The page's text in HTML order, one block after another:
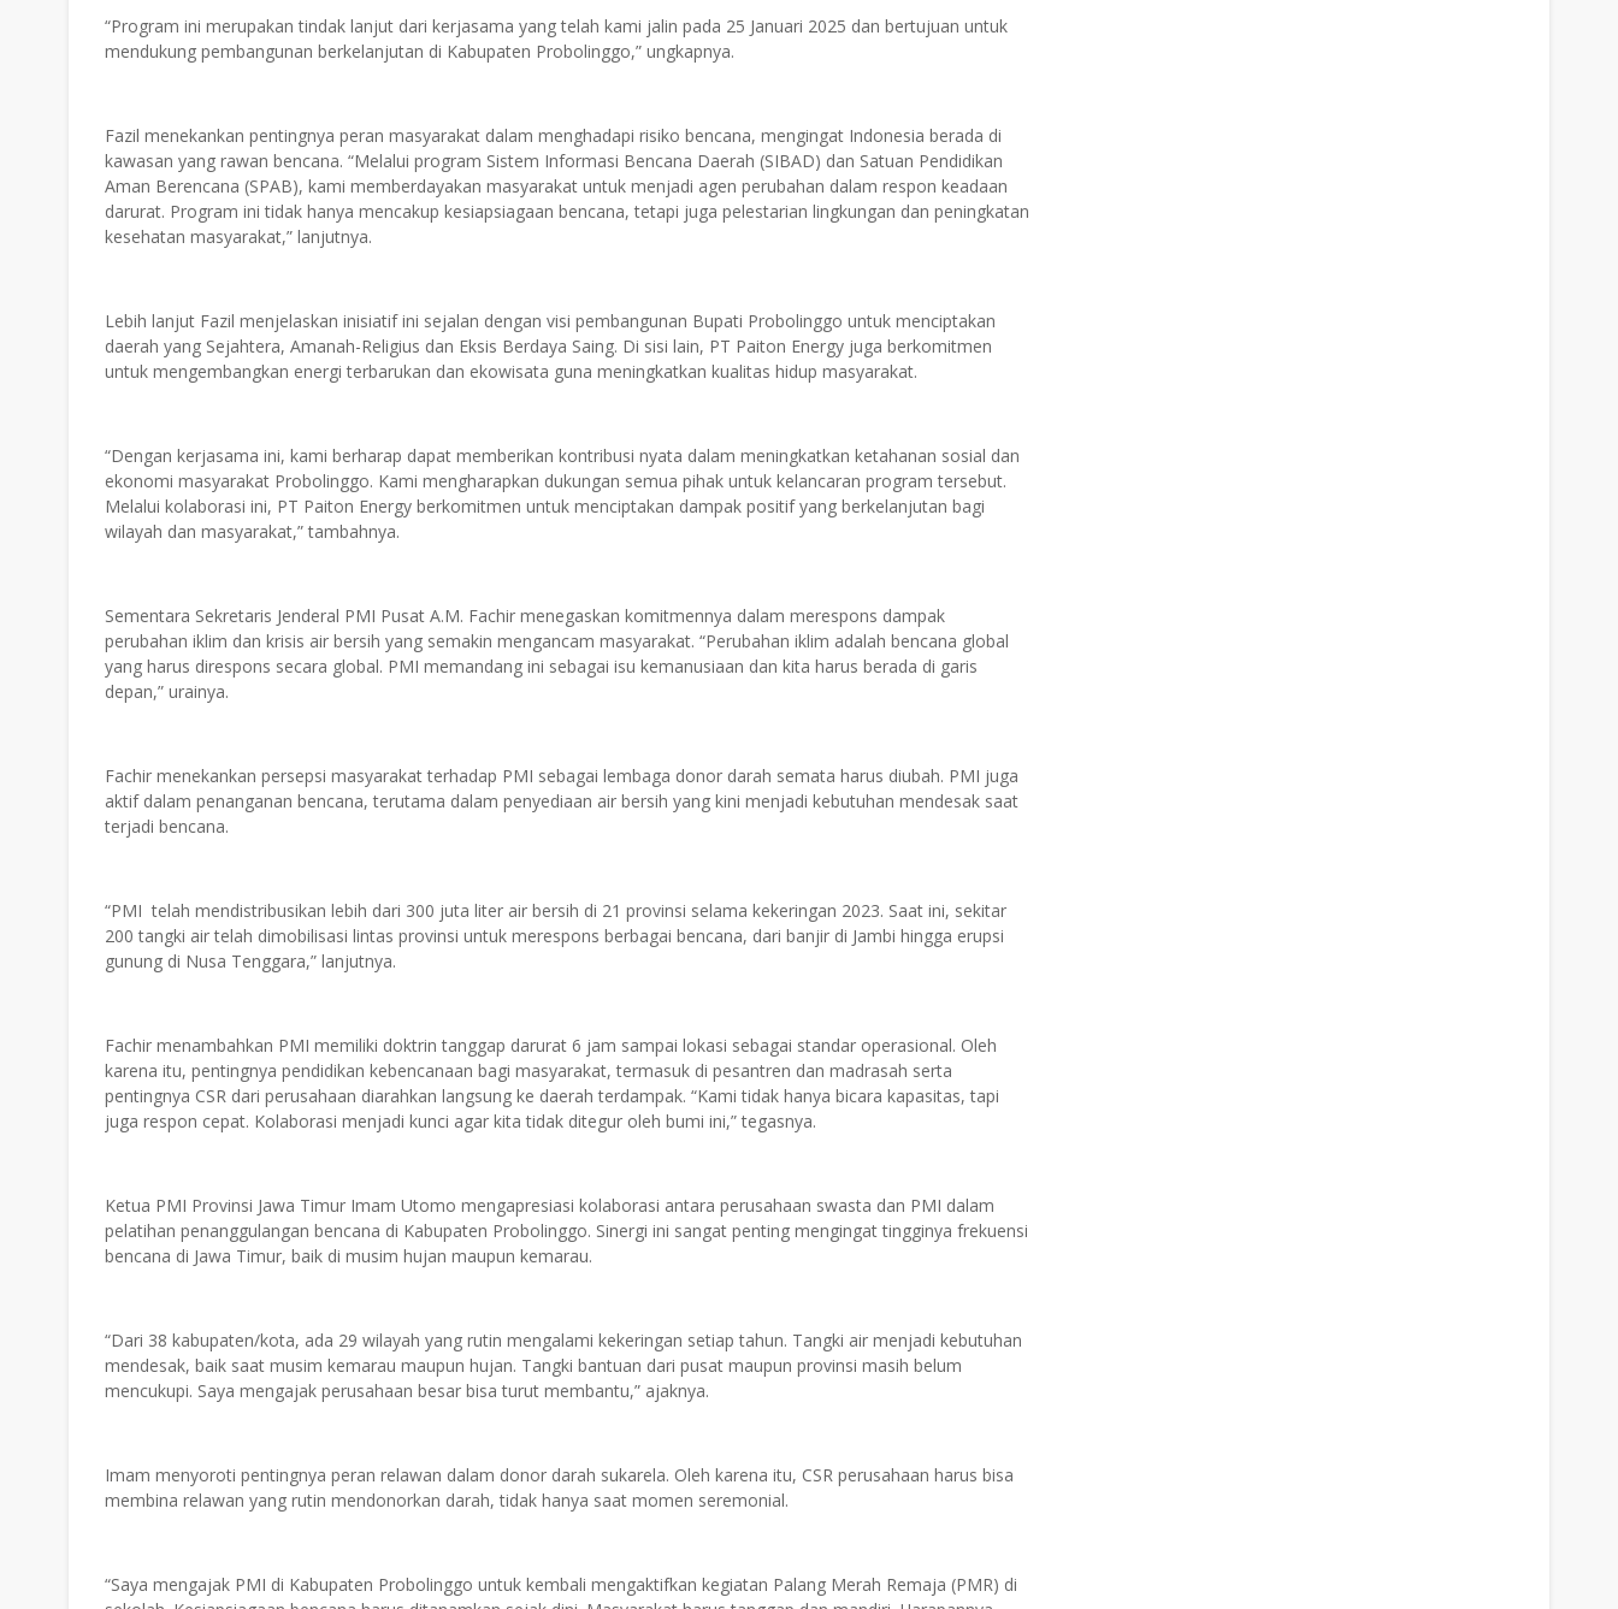
“Program ini merupakan tindak lanjut dari kerjasama yang telah kami jalin pada 25 Januari 2025 dan bertujuan untuk
mendukung pembangunan berkelanjutan di Kabupaten Probolinggo,” ungkapnya.
Fazil menekankan pentingnya peran masyarakat dalam menghadapi risiko bencana, mengingat Indonesia berada di
kawasan yang rawan bencana. “Melalui program Sistem Informasi Bencana Daerah (SIBAD) dan Satuan Pendidikan
Aman Berencana (SPAB), kami memberdayakan masyarakat untuk menjadi agen perubahan dalam respon keadaan
darurat. Program ini tidak hanya mencakup kesiapsiagaan bencana, tetapi juga pelestarian lingkungan dan peningkatan
kesehatan masyarakat,” lanjutnya.
Lebih lanjut Fazil menjelaskan inisiatif ini sejalan dengan visi pembangunan Bupati Probolinggo untuk menciptakan
daerah yang Sejahtera, Amanah-Religius dan Eksis Berdaya Saing. Di sisi lain, PT Paiton Energy juga berkomitmen
untuk mengembangkan energi terbarukan dan ekowisata guna meningkatkan kualitas hidup masyarakat.
“Dengan kerjasama ini, kami berharap dapat memberikan kontribusi nyata dalam meningkatkan ketahanan sosial dan
ekonomi masyarakat Probolinggo. Kami mengharapkan dukungan semua pihak untuk kelancaran program tersebut.
Melalui kolaborasi ini, PT Paiton Energy berkomitmen untuk menciptakan dampak positif yang berkelanjutan bagi
wilayah dan masyarakat,” tambahnya.
Sementara Sekretaris Jenderal PMI Pusat A.M. Fachir menegaskan komitmennya dalam merespons dampak
perubahan iklim dan krisis air bersih yang semakin mengancam masyarakat. “Perubahan iklim adalah bencana global
yang harus direspons secara global. PMI memandang ini sebagai isu kemanusiaan dan kita harus berada di garis
depan,” urainya.
Fachir menekankan persepsi masyarakat terhadap PMI sebagai lembaga donor darah semata harus diubah. PMI juga
aktif dalam penanganan bencana, terutama dalam penyediaan air bersih yang kini menjadi kebutuhan mendesak saat
terjadi bencana.
“PMI telah mendistribusikan lebih dari 300 juta liter air bersih di 21 provinsi selama kekeringan 2023. Saat ini, sekitar
200 tangki air telah dimobilisasi lintas provinsi untuk merespons berbagai bencana, dari banjir di Jambi hingga erupsi
gunung di Nusa Tenggara,” lanjutnya.
Fachir menambahkan PMI memiliki doktrin tanggap darurat 6 jam sampai lokasi sebagai standar operasional. Oleh
karena itu, pentingnya pendidikan kebencanaan bagi masyarakat, termasuk di pesantren dan madrasah serta
pentingnya CSR dari perusahaan diarahkan langsung ke daerah terdampak. “Kami tidak hanya bicara kapasitas, tapi
juga respon cepat. Kolaborasi menjadi kunci agar kita tidak ditegur oleh bumi ini,” tegasnya.
Ketua PMI Provinsi Jawa Timur Imam Utomo mengapresiasi kolaborasi antara perusahaan swasta dan PMI dalam
pelatihan penanggulangan bencana di Kabupaten Probolinggo. Sinergi ini sangat penting mengingat tingginya frekuensi
bencana di Jawa Timur, baik di musim hujan maupun kemarau.
“Dari 38 kabupaten/kota, ada 29 wilayah yang rutin mengalami kekeringan setiap tahun. Tangki air menjadi kebutuhan
mendesak, baik saat musim kemarau maupun hujan. Tangki bantuan dari pusat maupun provinsi masih belum
mencukupi. Saya mengajak perusahaan besar bisa turut membantu,” ajaknya.
Imam menyoroti pentingnya peran relawan dalam donor darah sukarela. Oleh karena itu, CSR perusahaan harus bisa
membina relawan yang rutin mendonorkan darah, tidak hanya saat momen seremonial.
“Saya mengajak PMI di Kabupaten Probolinggo untuk kembali mengaktifkan kegiatan Palang Merah Remaja (PMR) di